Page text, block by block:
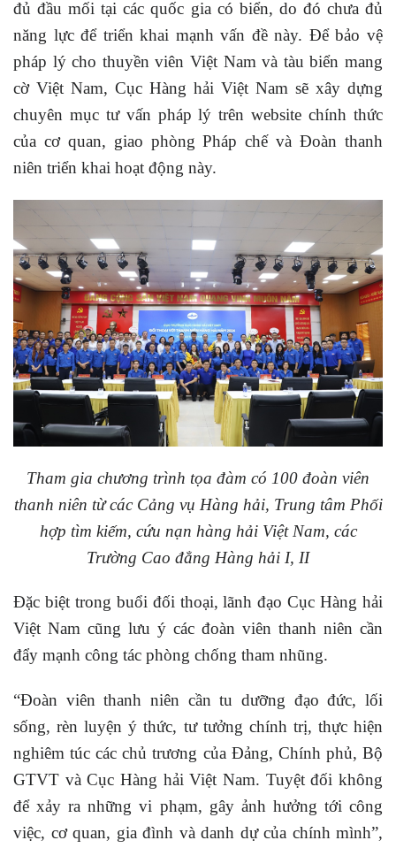
đủ đầu mối tại các quốc gia có biển, do đó chưa đủ
năng lực để triển khai mạnh vấn đề này. Để bảo vệ
pháp lý cho thuyền viên Việt Nam và tàu biển mang
cờ Việt Nam, Cục Hàng hải Việt Nam sẽ xây dựng
chuyên mục tư vấn pháp lý trên website chính thức
của cơ quan, giao phòng Pháp chế và Đoàn thanh
niên triển khai hoạt động này.
Tham gia chương trình tọa đàm có 100 đoàn viên
thanh niên từ các Cảng vụ Hàng hải, Trung tâm Phối
hợp tìm kiếm, cứu nạn hàng hải Việt Nam, các
Trường Cao đẳng Hàng hải I, II
Đặc biệt trong buổi đối thoại, lãnh đạo Cục Hàng hải
Việt Nam cũng lưu ý các đoàn viên thanh niên cần
đẩy mạnh công tác phòng chống tham nhũng.
“Đoàn viên thanh niên cần tu dưỡng đạo đức, lối
sống, rèn luyện ý thức, tư tưởng chính trị, thực hiện
nghiêm túc các chủ trương của Đảng, Chính phủ, Bộ
GTVT và Cục Hàng hải Việt Nam. Tuyệt đối không
để xảy ra những vi phạm, gây ảnh hưởng tới công
việc, cơ quan, gia đình và danh dự của chính mình”,